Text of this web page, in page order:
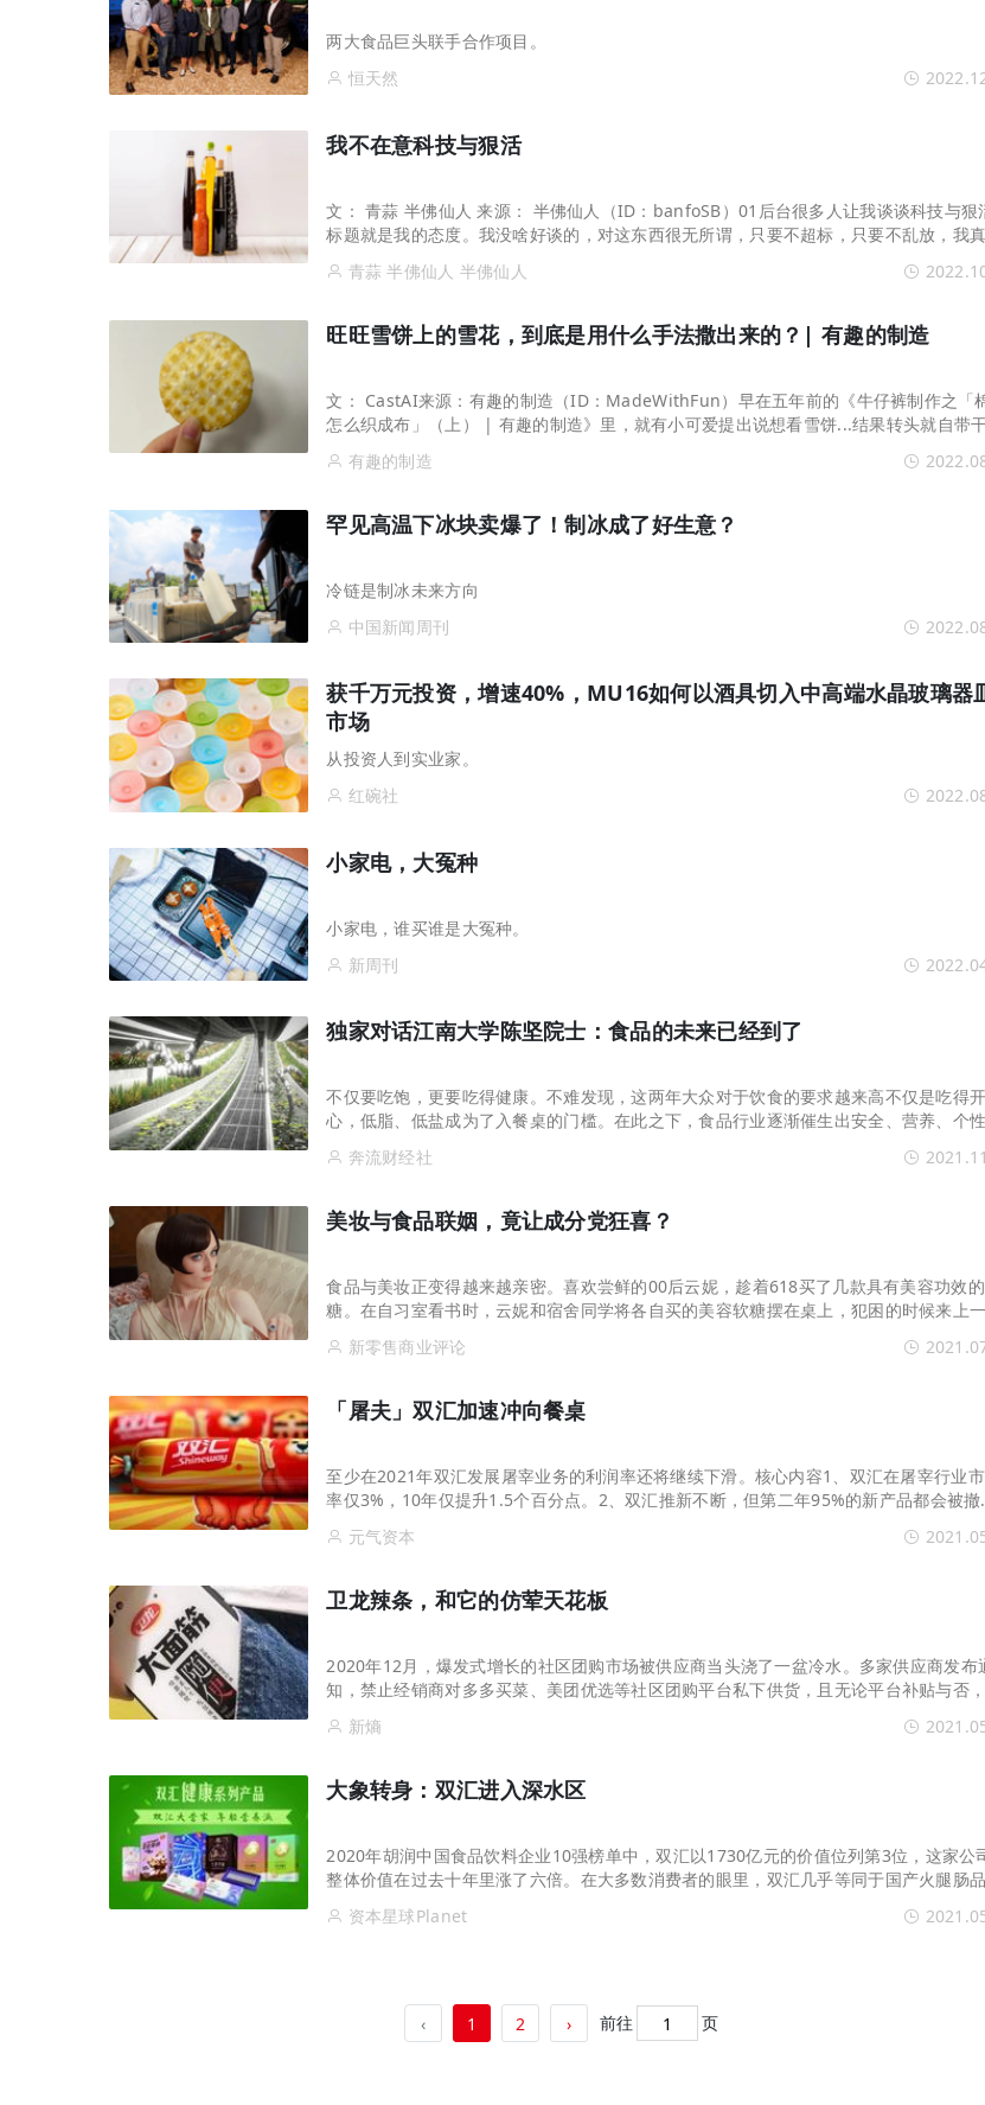
两大食品巨头联手合作项目。
恒天然
我不在意科技与狠活
文： 青蒜 半佛仙人 来源： 半佛仙人（ID：banfoSB）01后台很多人让我谈谈科技与狠
标题就是我的态度。我没啥好谈的，对这东西很无所谓，只要不超标，只要不乱放，我真
青蒜 半佛仙人 半佛仙人
旺旺雪饼上的雪花，到底是用什么手法撒出来的？| 有趣的制造
文： CastAI来源：有趣的制造（ID：MadeWithFun）早在五年前的《牛仔裤制作之「
怎么织成布」（上） | 有趣的制造》里，就有小可爱提出说想看雪饼...结果转头就自带
有趣的制造
罕见高温下冰块卖爆了！制冰成了好生意？
冷链是制冰未来方向
中国新闻周刊
获千万元投资，增速40%，MU16如何以酒具切入中高端水晶玻璃器
市场
从投资人到实业家。
红碗社
小家电，大冤种
小家电，谁买谁是大冤种。
新周刊
独家对话江南大学陈坚院士：食品的未来已经到了
不仅要吃饱，更要吃得健康。不难发现，这两年大众对于饮食的要求越来高不仅是吃得开
心，低脂、低盐成为了入餐桌的门槛。在此之下，食品行业逐渐催生出安全、营养、个性
的产品需求，再加上环境资源始终是一个不容忽
奔流财经社
美妆与食品联姻，竟让成分党狂喜？
食品与美妆正变得越来越亲密。喜欢尝鲜的00后云妮，趁着618买了几款具有美容功效
糖。在自习室看书时，云妮和宿舍同学将各自买的美容软糖摆在桌上，犯困的时候来上一
颗，有时大家会互相换着吃，还会彼此安利。吃糖
新零售商业评论
「屠夫」双汇加速冲向餐桌
至少在2021年双汇发展屠宰业务的利润率还将继续下滑。核心内容1、双汇在屠宰行业
率仅3%，10年仅提升1.5个百分点。2、双汇推新不断，但第二年95%的新产品都会被撤
元气资本
卫龙辣条，和它的仿荤天花板
2020年12月，爆发式增长的社区团购市场被供应商当头浇了一盆冷水。多家供应商发布
知，禁止经销商对多多买菜、美团优选等社区团购平台私下供货，且无论平台补贴与否，
价不得低于产品终端零售价。相比社区团购的超
新熵
大象转身：双汇进入深水区
2020年胡润中国食品饮料企业10强榜单中，双汇以1730亿元的价值位列第3位，这家公
整体价值在过去十年里涨了六倍。在大多数消费者的眼里，双汇几乎等同于国产火腿肠品
资本星球Planet
‹ 1 2 › 前往 页